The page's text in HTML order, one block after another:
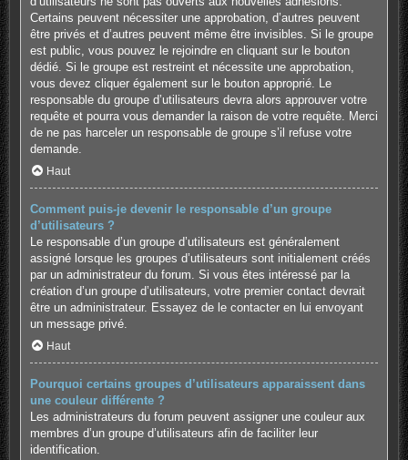
Certains peuvent nécessiter une approbation, d’autres peuvent
être privés et d’autres peuvent même être invisibles. Si le groupe
est public, vous pouvez le rejoindre en cliquant sur le bouton
dédié. Si le groupe est restreint et nécessite une approbation,
vous devez cliquer également sur le bouton approprié. Le
responsable du groupe d’utilisateurs devra alors approuver votre
requête et pourra vous demander la raison de votre requête. Merci
de ne pas harceler un responsable de groupe s’il refuse votre
demande.
Haut
Comment puis-je devenir le responsable d’un groupe
d’utilisateurs ?
Le responsable d’un groupe d’utilisateurs est généralement
assigné lorsque les groupes d’utilisateurs sont initialement créés
par un administrateur du forum. Si vous êtes intéressé par la
création d’un groupe d’utilisateurs, votre premier contact devrait
être un administrateur. Essayez de le contacter en lui envoyant
un message privé.
Haut
Pourquoi certains groupes d’utilisateurs apparaissent dans
une couleur différente ?
Les administrateurs du forum peuvent assigner une couleur aux
membres d’un groupe d’utilisateurs afin de faciliter leur
identification.